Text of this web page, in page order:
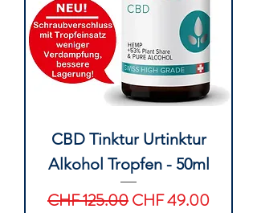
CBD Tinktur Urtinktur
Alkohol Tropfen - 50ml
Standardpreis
CHF 125.00Sale-Preis
CHF 49.00